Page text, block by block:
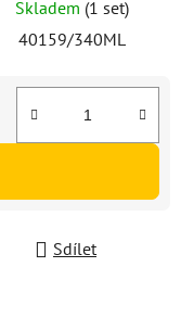
Skladem (1 set)
40159/340ML
Sdílet